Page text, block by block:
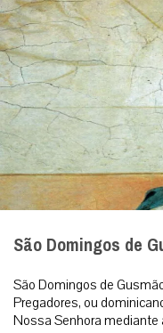
São Domingos de
São Domingos de
Pregadores, ou
Nossa Senhora mediante